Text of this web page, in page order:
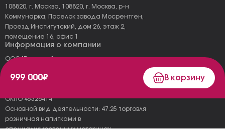
999 000₽ В корзину
108820, г. Москва, 108820, г. Москва, р-н
Коммунарка, Поселок завода Мосрентген,
Проезд Институтский, дом 26, этаж 2,
помещение 16, офис 1
Информация о компании
ООО "Тоскана"
КПП: 775101001
ОКПО 45326414
Основной вид деятельности: 47.25 торговля
розничная напитками в
специализированных магазинах